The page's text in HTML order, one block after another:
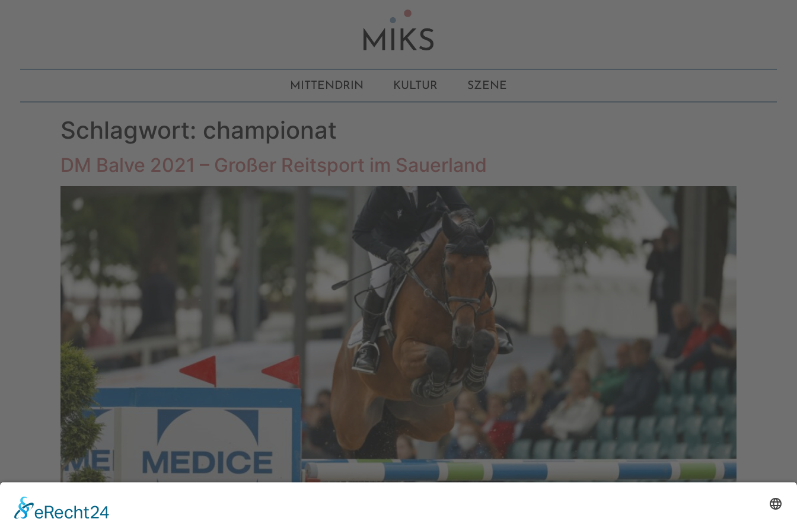
MITTENDRIN KULTUR SZENE
Schlagwort: championat
DM Balve 2021 – Großer Reitsport im Sauerland
so